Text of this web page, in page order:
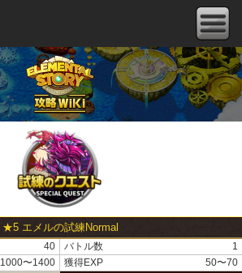
★5 エメルの試練Normal
40 バトル数
1
1000〜1400 獲得EXP 50〜70